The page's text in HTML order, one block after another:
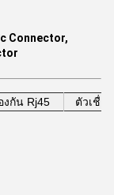
Connector,
งกัน Rj45 ตัวเชื่อ